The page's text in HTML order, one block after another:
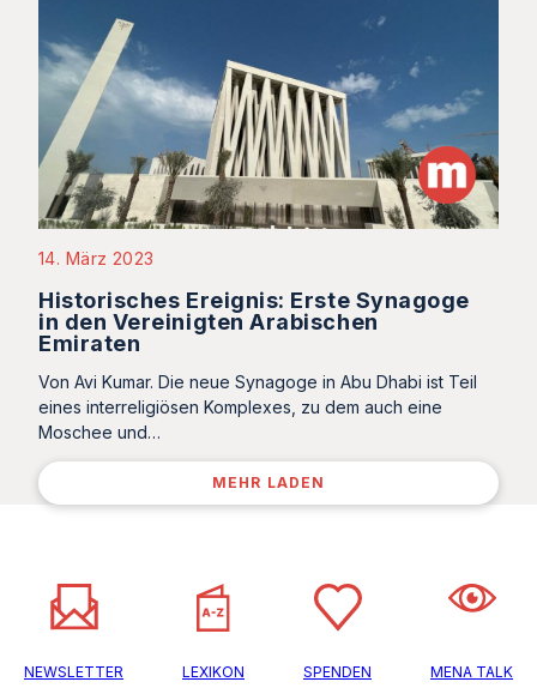
14. März 2023
Historisches Ereignis: Erste Synagoge
in den Vereinigten Arabischen
Emiraten
Von Avi Kumar. Die neue Synagoge in Abu Dhabi ist Teil
eines interreligiösen Komplexes, zu dem auch eine
Moschee und…
MEHR LADEN
NEWSLETTER LEXIKON SPENDEN MENA TALK